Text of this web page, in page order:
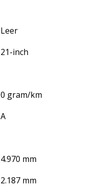
Leer
21-inch
0 gram/km
A
4.970 mm
2.187 mm